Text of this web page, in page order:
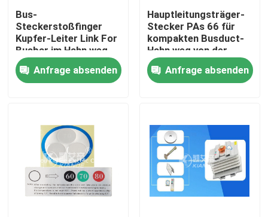
Produkte
Über uns
Bus-
Steckerstoßfinger
Kupfer-Leiter Link For
Busbar im Hahn weg
vom Kasten
Anfrage absenden
Hauptleitungsträger-
Stecker PAs 66 für
kompakten Busduct-
Hahn weg von der
Einheit für Energie
Anfrage absenden